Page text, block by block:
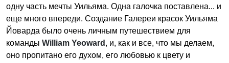
одну часть мечты Уильяма. Одна галочка поставлена... и
еще много впереди. Создание Галереи красок Уильяма
Йоварда было очень личным путешествием для
команды William Yeoward , и, как и все, что мы делаем,
оно пропитано его духом, его любовью к цвету и